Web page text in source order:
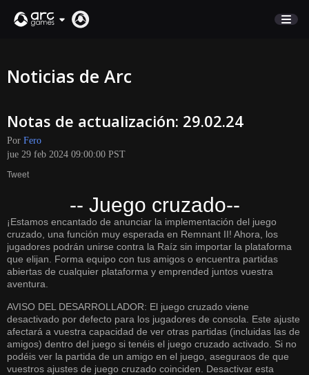
SOPORTE
Iniciar sesión
Français
Italiano
Pусский
Español
Noticias de Arc
Notas de actualización: 29.02.24
Por Fero
jue 29 feb 2024 09:00:00 PST
Tweet
-- Juego cruzado--
¡Estamos encantado de anunciar la implementación del juego
cruzado, una función muy esperada en Remnant II! Ahora, los
jugadores podrán unirse contra la Raíz sin importar la plataforma
que elijan. Forma equipo con tus amigos o encuentra partidas
abiertas de cualquier plataforma y emprended juntos vuestra
aventura.
AVISO DEL DESARROLLADOR: El juego cruzado viene
desactivado por defecto para los jugadores de consola. Este ajuste
afectará a vuestra capacidad de ver otras partidas (incluidas las de
amigos) dentro del juego si tenéis el juego cruzado activado. Si no
podéis ver la partida de un amigo en el juego, aseguraos de que
vuestros ajustes de juego cruzado coinciden. Desactivar esta